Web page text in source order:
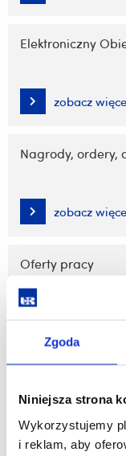
Zgoda
Niniejsza strona
Wykorzystujemy
i reklam, aby
Elektroniczny
zobacz
Nagrody, ordery,
zobacz
Oferty pracy
zobacz